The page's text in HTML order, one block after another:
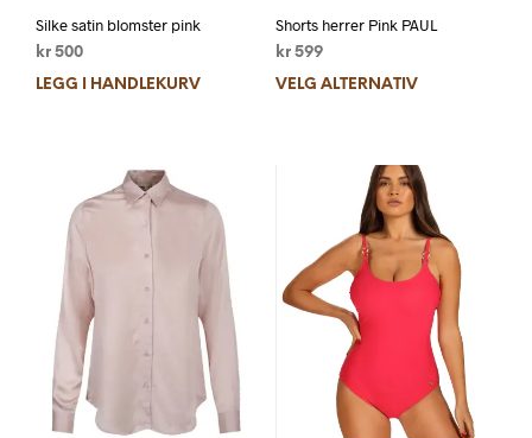
Silke satin blomster pink
kr 500
LEGG I HANDLEKURV
Shorts herrer Pink PAUL
kr599
VELG ALTERNATIV